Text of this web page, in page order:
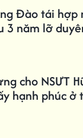
Đào tái hợp
3 năm lỡ
cho NSƯT
hạnh phúc ở